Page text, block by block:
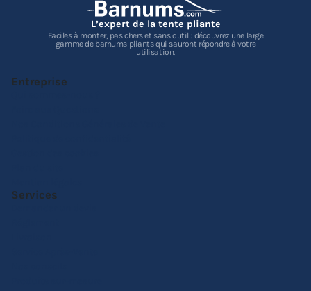
L’expert de la tente pliante
Faciles à monter, pas chers et sans outil : découvrez une large
gamme de barnums pliants qui sauront répondre à votre
utilisation.
Entreprise
Services